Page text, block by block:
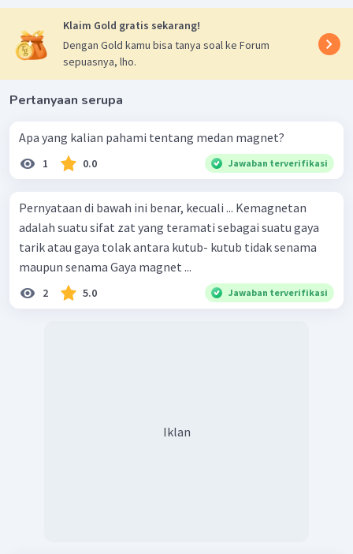
Klaim Gold gratis sekarang!
Dengan Gold kamu bisa tanya soal ke Forum
sepuasnya, lho.
Pertanyaan serupa
Apa yang kalian pahami tentang medan magnet?
1 0.0 Jawaban terverifikasi
Pernyataan di bawah ini benar, kecuali ... Kemagnetan
adalah suatu sifat zat yang teramati sebagai suatu gaya
tarik atau gaya tolak antara kutub- kutub tidak senama
maupun senama Gaya magnet ...
2 5.0 Jawaban terverifikasi
Iklan